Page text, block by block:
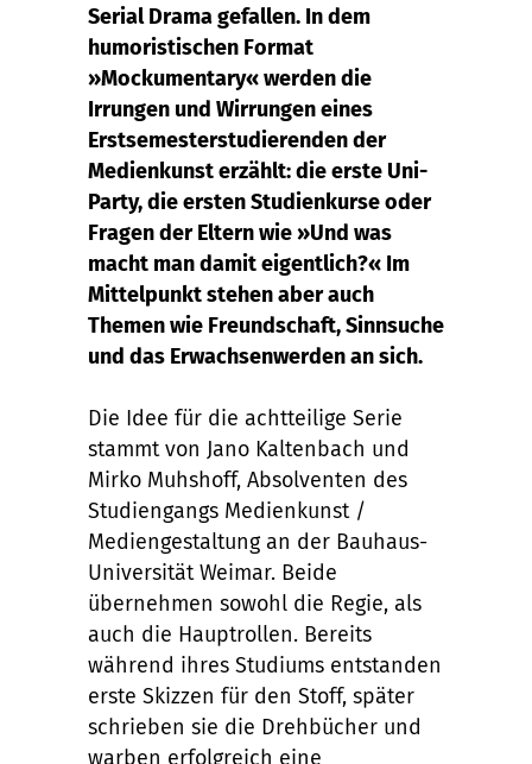
Serial Drama gefallen. In dem
humoristischen Format
»Mockumentary« werden die
Irrungen und Wirrungen eines
Erstsemesterstudierenden der
Medienkunst erzählt: die erste Uni-
Party, die ersten Studienkurse oder
Fragen der Eltern wie »Und was
macht man damit eigentlich?« Im
Mittelpunkt stehen aber auch
Themen wie Freundschaft, Sinnsuche
und das Erwachsenwerden an sich.
Die Idee für die achtteilige Serie
stammt von Jano Kaltenbach und
Mirko Muhshoff, Absolventen des
Studiengangs Medienkunst /
Mediengestaltung an der Bauhaus-
Universität Weimar. Beide
übernehmen sowohl die Regie, als
auch die Hauptrollen. Bereits
während ihres Studiums entstanden
erste Skizzen für den Stoff, später
schrieben sie die Drehbücher und
warben erfolgreich eine